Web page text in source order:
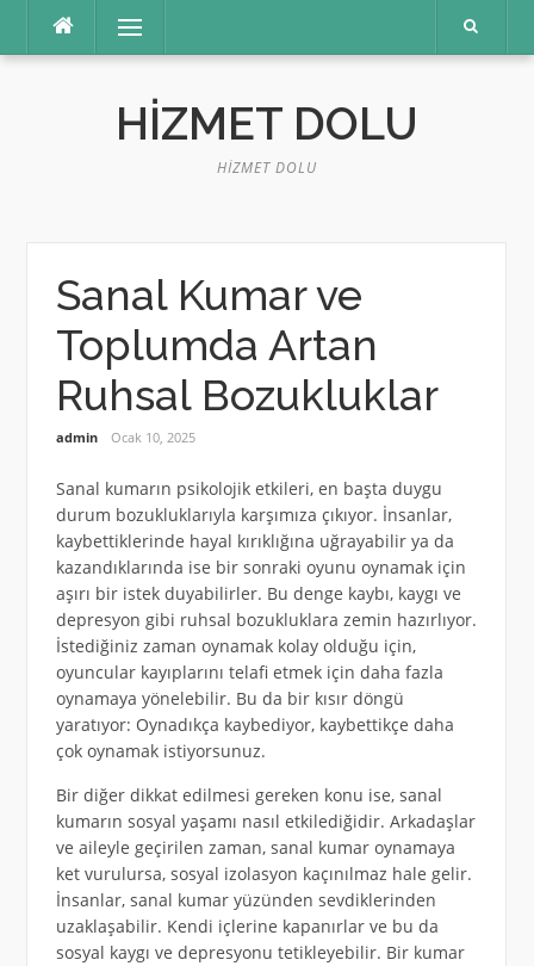
Menü
HIZMET DOLU
HIZMET DOLU
Sanal Kumar ve
Toplumda Artan
Ruhsal Bozukluklar
admin Ocak 10, 2025
Sanal kumarın psikolojik etkileri, en başta duygu
durum bozukluklarıyla karşımıza çıkıyor. İnsanlar,
kaybettiklerinde hayal kırıklığına uğrayabilir ya da
kazandıklarında ise bir sonraki oyunu oynamak için
aşırı bir istek duyabilirler. Bu denge kaybı, kaygı ve
depresyon gibi ruhsal bozukluklara zemin hazırlıyor.
İstediğiniz zaman oynamak kolay olduğu için,
oyuncular kayıplarını telafi etmek için daha fazla
oynamaya yönelebilir. Bu da bir kısır döngü
yaratıyor: Oynadıkça kaybediyor, kaybettikçe daha
çok oynamak istiyorsunuz.
Bir diğer dikkat edilmesi gereken konu ise, sanal
kumarın sosyal yaşamı nasıl etkilediğidir. Arkadaşlar
ve aileyle geçirilen zaman, sanal kumar oynamaya
ket vurulursa, sosyal izolasyon kaçınılmaz hale gelir.
İnsanlar, sanal kumar yüzünden sevdiklerinden
uzaklaşabilir. Kendi içlerine kapanırlar ve bu da
sosyal kaygı ve depresyonu tetikleyebilir. Bir kumar